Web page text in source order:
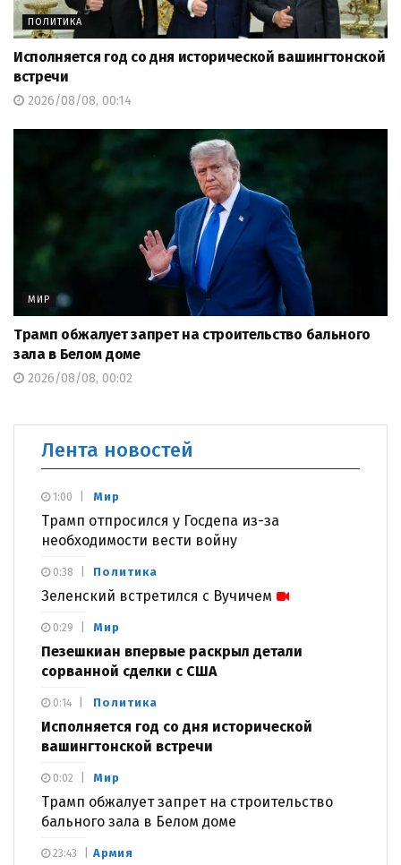
ПОЛИТИКА
Исполняется год со дня исторической вашингтонской
встречи
2026/08/08, 00:14
МИР
Трамп обжалует запрет на строительство бального
зала в Белом доме
2026/08/08, 00:02
Лента новостей
Мир
Трамп отпросился у Госдепа из-за
необходимости вести войну
1:00
Политика
Зеленский встретился с Вучичем
0:38
Мир
Пезешкиан впервые раскрыл детали
сорванной сделки с США
0:29
Политика
Исполняется год со дня исторической
вашингтонской встречи
0:14
Мир
Трамп обжалует запрет на строительство
бального зала в Белом доме
0:02
Армия
23:43